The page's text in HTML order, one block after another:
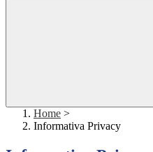
Home >
Informativa Privacy